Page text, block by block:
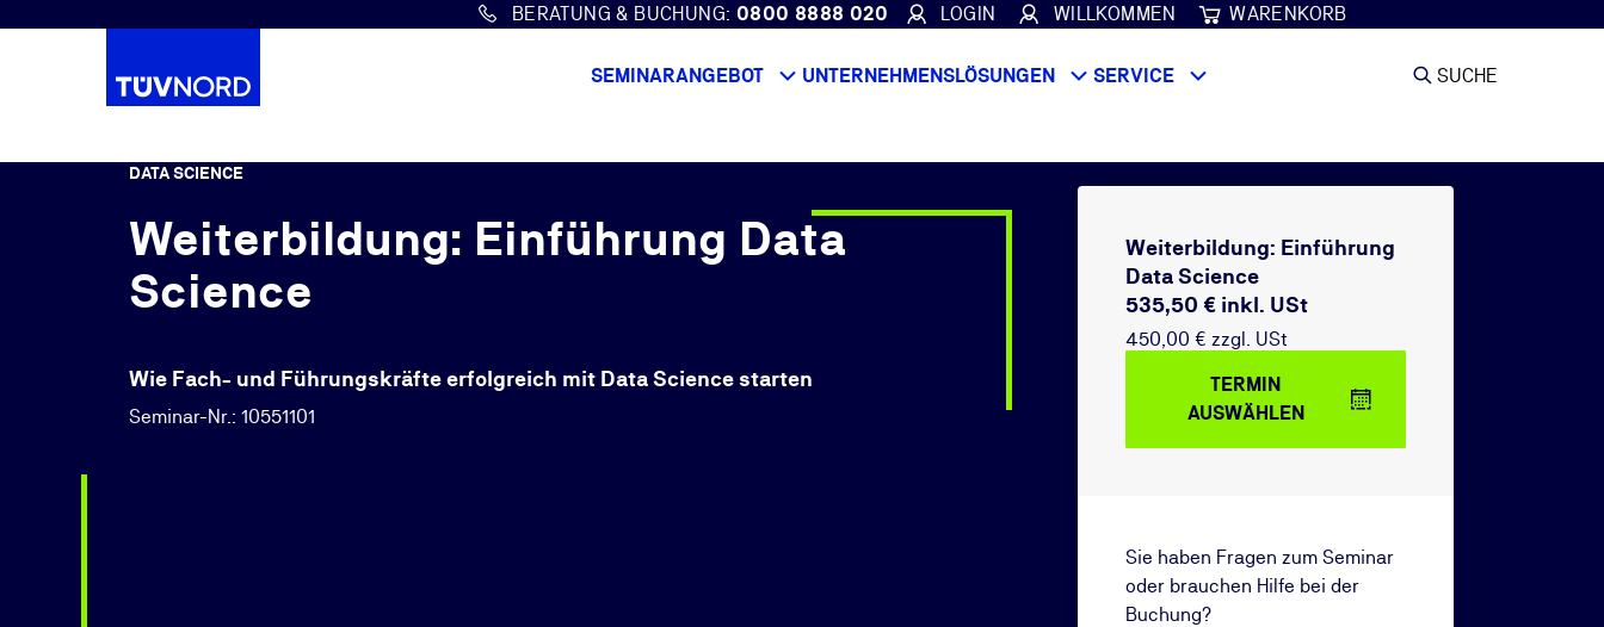
Springe zum Hauptinhalt
BERATUNG & BUCHUNG: 0800 8888 020 LOGIN WILLKOMMEN WARENKORB
SEMINARANGEBOT UNTERNEHMENSLÖSUNGEN SERVICE SUCHE
DATA SCIENCE
Weiterbildung: Einführung Data
Science
Wie Fach- und Führungskräfte erfolgreich mit Data Science starten
Seminar-Nr.: 10551101
Weiterbildung: Einführung
Data Science
535,50 € inkl. USt
450,00 € zzgl. USt
TERMIN
AUSWÄHLEN
Sie haben Fragen zum Seminar
oder brauchen Hilfe bei der
Buchung?